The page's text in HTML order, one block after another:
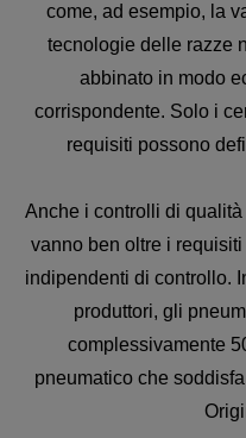
come, ad esempio, la
tecnologie delle razze
abbinato in modo
corrispondente. Solo i
requisiti possono
Anche i controlli di
vanno ben oltre i
indipendenti di controllo.
produttori, gli
complessivamente
pneumatico che